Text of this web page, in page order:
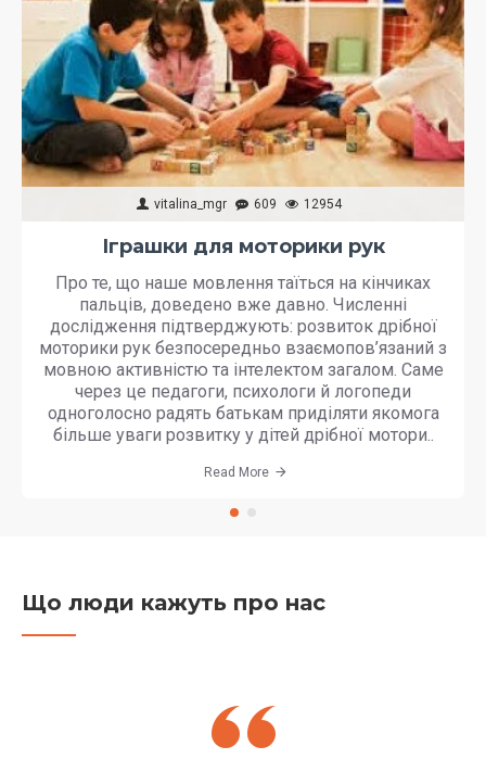
vitalina_mgr 609 12954
Іграшки для моторики рук
Про те, що наше мовлення таїться на кінчиках
пальців, доведено вже давно. Численні
дослідження підтверджують: розвиток дрібної
моторики рук безпосередньо взаємопов’язаний з
мовною активністю та інтелектом загалом. Саме
через це педагоги, психологи й логопеди
одноголосно радять батькам приділяти якомога
більше уваги розвитку у дітей дрібної мотори..
Read More
Що люди кажуть про нас